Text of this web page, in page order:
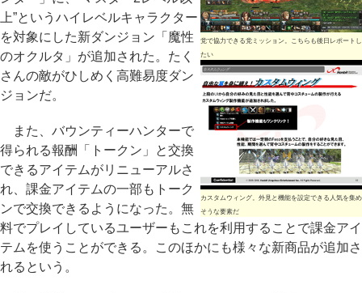
党で協力できる党ミッション。こちらも後日レポートし
たい
カスタムウィング。外見と機能を設定できる人気を集め
そうな要素だ
上”というハイレベルキャラクター
を対象にした新ダンジョン「魔性
のオクルタ」が追加された。たく
さんの敵がひしめく高難易度ダン
ジョンだ。
また、バウンティーハンターで
得られる報酬「トークン」と交換
できるアイテムがリニューアルさ
れ、課金アイテムの一部もトーク
ンで交換できるようになった。無
料でプレイしているユーザーもこれを利用することで課金アイ
テムを使うことができる。このほかにも様々な新商品が追加さ
れるという。